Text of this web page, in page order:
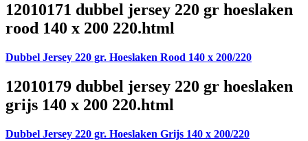
12010171 dubbel jersey 220 gr hoeslaken
rood 140 x 200 220.html
Dubbel Jersey 220 gr. Hoeslaken Rood 140 x 200/220
12010179 dubbel jersey 220 gr hoeslaken
grijs 140 x 200 220.html
Dubbel Jersey 220 gr. Hoeslaken Grijs 140 x 200/220